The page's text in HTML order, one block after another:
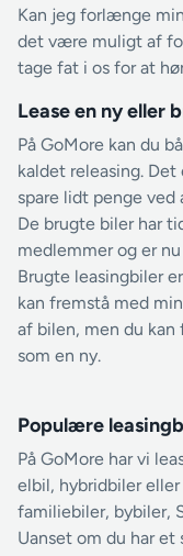
Kan jeg forlænge
det være muligt af
tage fat i os for at
Lease en ny eller
På GoMore kan du
kaldet releasing.
spare lidt penge
De brugte biler har
medlemmer og er
Brugte leasingbiler
kan fremstå med
af bilen, men du
som en ny.
Populære
På GoMore har vi
elbil, hybridbiler
familiebiler, bybiler,
Uanset om du har